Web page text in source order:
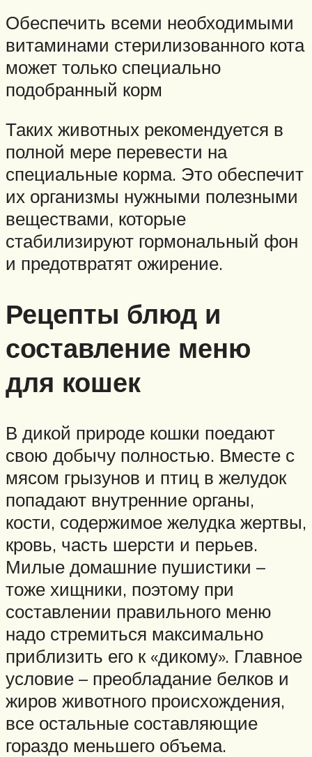
Обеспечить всеми необходимыми
витаминами стерилизованного кота
может только специально
подобранный корм
Таких животных рекомендуется в
полной мере перевести на
специальные корма. Это обеспечит
их организмы нужными полезными
веществами, которые
стабилизируют гормональный фон
и предотвратят ожирение.
Рецепты блюд и
составление меню
для кошек
В дикой природе кошки поедают
свою добычу полностью. Вместе с
мясом грызунов и птиц в желудок
попадают внутренние органы,
кости, содержимое желудка жертвы,
кровь, часть шерсти и перьев.
Милые домашние пушистики –
тоже хищники, поэтому при
составлении правильного меню
надо стремиться максимально
приблизить его к «дикому». Главное
условие – преобладание белков и
жиров животного происхождения,
все остальные составляющие
гораздо меньшего объема.